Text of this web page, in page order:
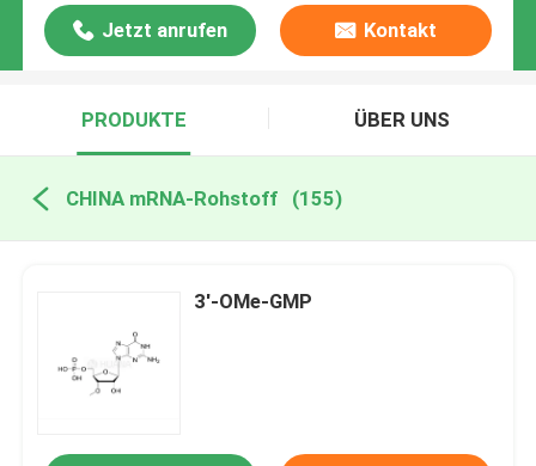
Jetzt anrufen Kontakt
PRODUKTE ÜBER UNS
CHINA mRNA-Rohstoff (155)
3'-OMe-GMP